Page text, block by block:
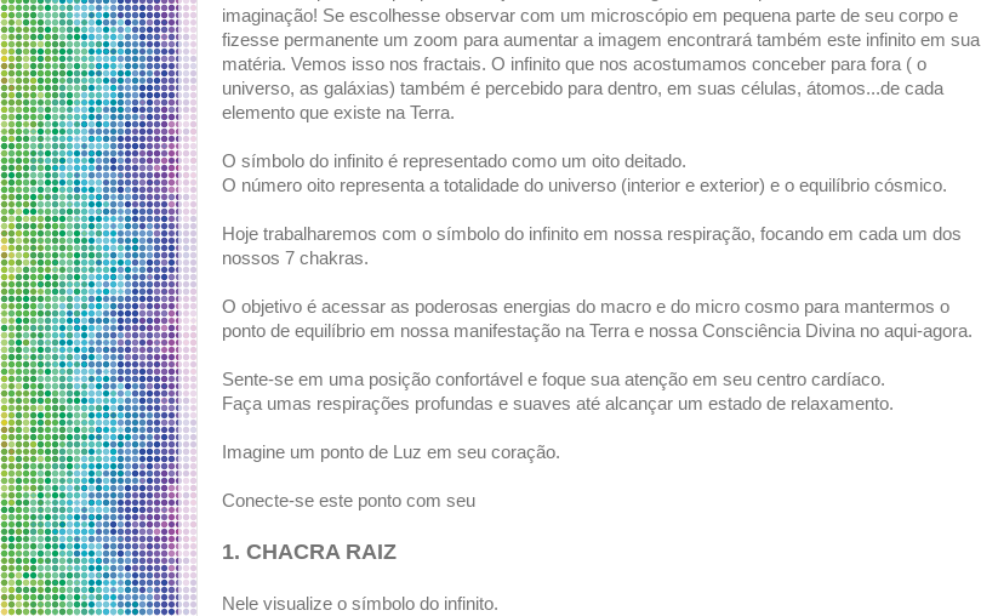
imaginação! Se escolhesse observar com um microscópio em pequena parte de seu corpo e
fizesse permanente um zoom para aumentar a imagem encontrará também este infinito em sua
matéria. Vemos isso nos fractais. O infinito que nos acostumamos conceber para fora ( o
universo, as galáxias) também é percebido para dentro, em suas células, átomos...de cada
elemento que existe na Terra.
O símbolo do infinito é representado como um oito deitado.
O número oito representa a totalidade do universo (interior e exterior) e o equilíbrio cósmico.
Hoje trabalharemos com o símbolo do infinito em nossa respiração, focando em cada um dos
nossos 7 chakras.
O objetivo é acessar as poderosas energias do macro e do micro cosmo para mantermos o
ponto de equilíbrio em nossa manifestação na Terra e nossa Consciência Divina no aqui-agora.
Sente-se em uma posição confortável e foque sua atenção em seu centro cardíaco.
Faça umas respirações profundas e suaves até alcançar um estado de relaxamento.
Imagine um ponto de Luz em seu coração.
Conecte-se este ponto com seu
1. CHACRA RAIZ
Nele visualize o símbolo do infinito.